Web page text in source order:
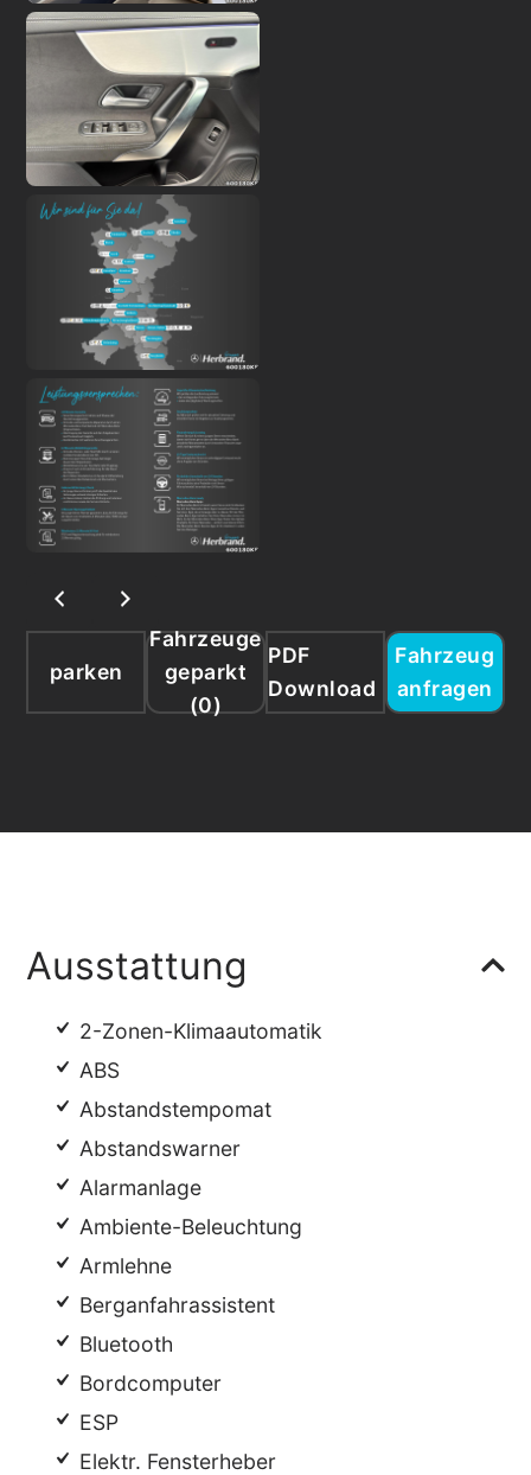
parken
Fahrzeuge
geparkt
(0)
PDF
Download
Fahrzeug
anfragen
Ausstattung
2-Zonen-Klimaautomatik
ABS
Abstandstempomat
Abstandswarner
Alarmanlage
Ambiente-Beleuchtung
Armlehne
Berganfahrassistent
Bluetooth
Bordcomputer
ESP
Elektr. Fensterheber